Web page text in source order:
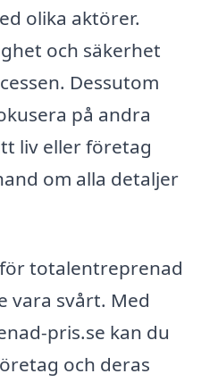
olika aktörer.
och säkerhet
Dessutom
på andra
liv eller företag
om alla detaljer
totalentreprenad
vara svårt. Med
pris.se kan du
och deras